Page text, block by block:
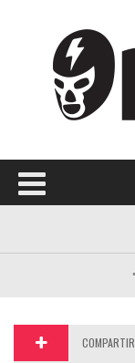
Menú Principal
PORTADA
CONCIERTOS
FESTIVALES
COMPARTIR